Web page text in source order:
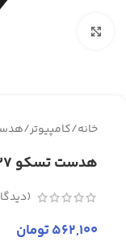
خانه/کامپیوتر/
هدست تسکو TH 5127
562,100تومان